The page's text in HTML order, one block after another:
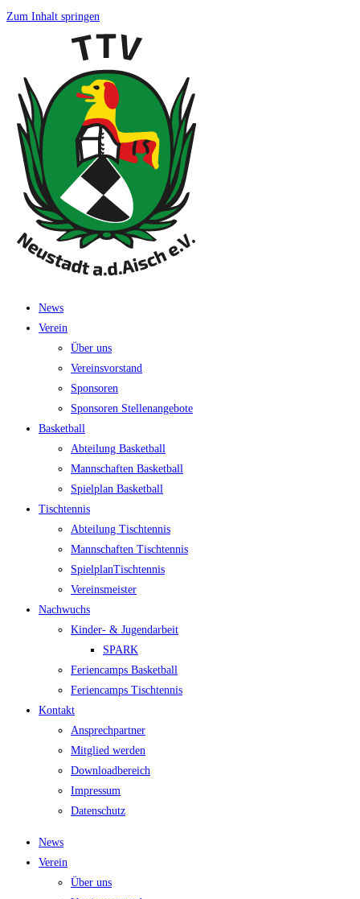
Zum Inhalt springen
News
Ver­ein
Über uns
Ver­eins­vor­stand
Spon­so­ren
Spon­so­ren Stellenangebote
Bas­ket­ball
Abtei­lung Basketball
Mann­schaf­ten Basketball
Spiel­plan Basketball
Tisch­ten­nis
Abtei­lung Tischtennis
Mann­schaf­ten Tischtennis
Spiel­plan­Tisch­ten­nis
Ver­eins­meis­ter
Nach­wuchs
Kin­­der- & Jugendarbeit
SPARK
Feri­en­camps Basketball
Feri­en­camps Tischtennis
Kon­takt
Ansprech­part­ner
Mit­glied werden
Down­load­be­reich
Impres­sum
Daten­schutz
News
Ver­ein
Über uns